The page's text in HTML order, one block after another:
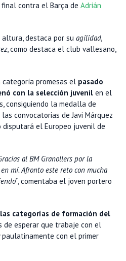
contra el Barça de Adrián
altura, destaca por su agilidad,
, como destaca el club vallesano,
promesas el pasado
con la selección juvenil en el
consiguiendo la medalla de
convocatorias de Javi Márquez
disputará el Europeo juvenil de
al BM Granollers por la
mí. Afronto este reto con mucha
, comentaba el joven portero
categorías de formación del
de esperar que trabaje con el
paulatinamente con el primer